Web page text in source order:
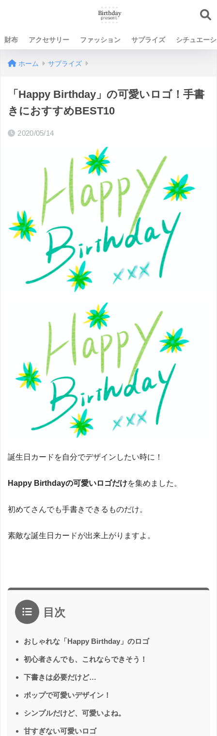
財布 アクセサリー ファッション サプライズ シチュエー
ホーム サプライズ
「Happy Birthday」の可愛いロゴ！手書
きにおすすめBEST10
2020/05/14
誕生日カードを自分でデザインしたい時に！
Happy Birthdayの可愛いロゴだけを集めました。
初めてさんでも手書きできるものだけ。
素敵な誕生日カードが出来上がりますよ。
目次
おしゃれな「Happy Birthday」のロゴ
初心者さんでも、これならできそう！
下書きは必要だけど…
ポップで可愛いデザイン！
シンプルだけど、可愛いよね。
甘すぎない可愛いロゴ